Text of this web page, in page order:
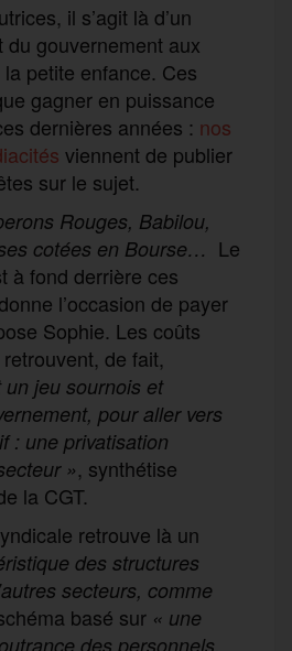
il s’agit là d’un
gouvernement aux
petite enfance. Ces
gagner en puissance
dernières années : nos
viennent de publier
sur le sujet.
Rouges, Babilou,
cotées en Bourse… Le
à fond derrière ces
l’occasion de payer
Sophie. Les coûts
retrouvent, de fait,
un jeu sournois et
pour aller vers
: une privatisation
», synthétise
la CGT.
retrouve là un
des structures
secteurs, comme
basé sur « une
des personnels,